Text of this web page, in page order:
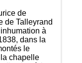
de
de Talleyrand
à
dans la
le
chapelle